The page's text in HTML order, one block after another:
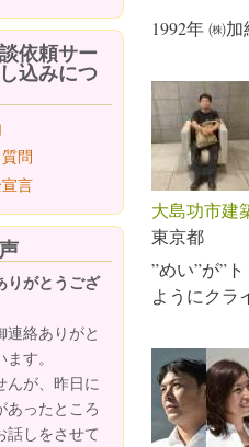
1992年 ㈱
大島功市建
東京都
”めい”が”
ようにクラ
依頼サー
込みにつ
問
言
りがとうござ
連絡ありがと
す。
んが、昨日に
あったところ
話しをさせて